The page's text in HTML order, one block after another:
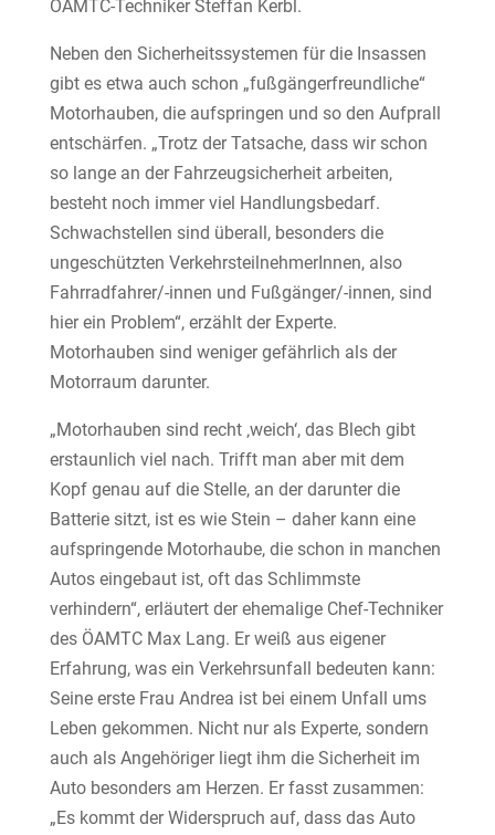
ÖAMTC-Techniker Steffan Kerbl.
Neben den Sicherheitssystemen für die Insassen
gibt es etwa auch schon „fußgängerfreundliche“
Motorhauben, die aufspringen und so den Aufprall
entschärfen. „Trotz der Tatsache, dass wir schon
so lange an der Fahrzeugsicherheit arbeiten,
besteht noch immer viel Handlungsbedarf.
Schwachstellen sind überall, besonders die
ungeschützten VerkehrsteilnehmerInnen, also
Fahrradfahrer/-innen und Fußgänger/-innen, sind
hier ein Problem“, erzählt der Experte.
Motorhauben sind weniger gefährlich als der
Motorraum darunter.
„Motorhauben sind recht ‚weich‘, das Blech gibt
erstaunlich viel nach. Trifft man aber mit dem
Kopf genau auf die Stelle, an der darunter die
Batterie sitzt, ist es wie Stein – daher kann eine
aufspringende Motorhaube, die schon in manchen
Autos eingebaut ist, oft das Schlimmste
verhindern“, erläutert der ehemalige Chef-Techniker
des ÖAMTC Max Lang. Er weiß aus eigener
Erfahrung, was ein Verkehrsunfall bedeuten kann:
Seine erste Frau Andrea ist bei einem Unfall ums
Leben gekommen. Nicht nur als Experte, sondern
auch als Angehöriger liegt ihm die Sicherheit im
Auto besonders am Herzen. Er fasst zusammen:
„Es kommt der Widerspruch auf, dass das Auto